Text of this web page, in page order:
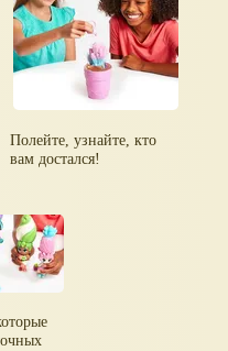
Полейте, узнайте, кто
вам достался!